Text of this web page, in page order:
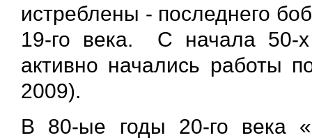
истреблены - последнего
19-го века. С начала 50-х
активно начались работы
2009).
В 80-ые годы 20-го века